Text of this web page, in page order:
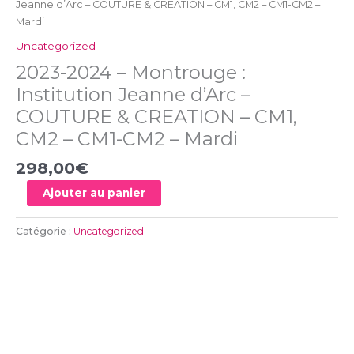
Jeanne d’Arc – COUTURE & CREATION – CM1, CM2 – CM1-CM2 –
Mardi
Uncategorized
2023-2024 – Montrouge :
Institution Jeanne d’Arc –
COUTURE & CREATION – CM1,
CM2 – CM1-CM2 – Mardi
298,00€
CM1,
CM2
-
CM2
Mardi
Ajouter au panier
Catégorie : Uncategorized